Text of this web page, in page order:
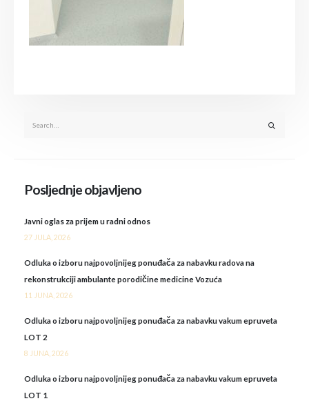
Posljednje objavljeno
Javni oglas za prijem u radni odnos
27 JULA, 2026
Odluka o izboru najpovoljnijeg ponuđača za nabavku radova na
rekonstrukciji ambulante porodičine medicine Vozuća
11 JUNA, 2026
Odluka o izboru najpovoljnijeg ponuđača za nabavku vakum epruveta
LOT 2
8 JUNA, 2026
Odluka o izboru najpovoljnijeg ponuđača za nabavku vakum epruveta
LOT 1